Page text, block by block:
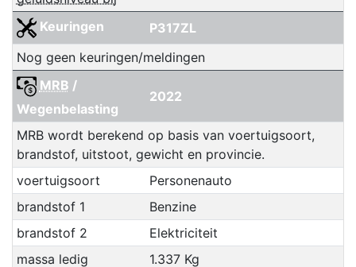
Keuringen
P317ZL
Nog geen keuringen/meldingen
MRB /
Wegenbelasting
2022
MRB wordt berekend op basis van voertuigsoort,
brandstof, uitstoot, gewicht en provincie.
voertuigsoort
Personenauto
brandstof 1
Benzine
brandstof 2
Elektriciteit
massa ledig
1.337 Kg